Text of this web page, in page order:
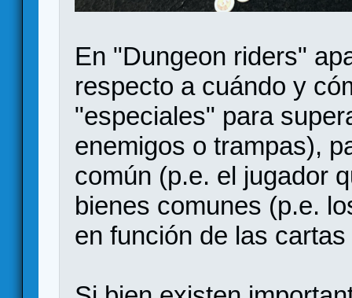
En "Dungeon riders"
respecto a cuándo y
"especiales" para
enemigos o trampas),
común (p.e. el jugador
bienes comunes (p.e.
en función de las